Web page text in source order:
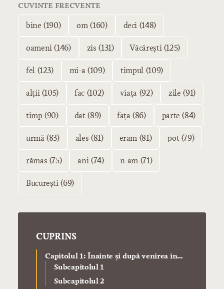
CUVINTE FRECVENTE
bine (190) om (160) deci (148)
oameni (146) zis (131) Văcărești (125)
fel (123) mi-a (109) timpul (109)
alții (105) fac (102) viața (92) zile (91)
timp (90) dat (89) fața (86) parte (84)
urmă (83) ales (81) eram (81) pot (79)
rămas (75) ani (74) n-am (71)
București (69)
CUPRINS
Capitolul 1: Înainte și după venirea în
Regat
Subcapitolul 1
Subcapitolul 2